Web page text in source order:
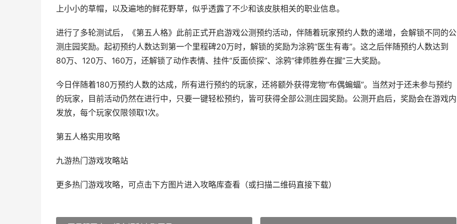
上小小的草帽，以及遍地的鲜花野草，似乎透露了不少和该皮肤相关的职业信息。
进行了多轮测试后，《第五人格》此前正式开启游戏公测预约活动，伴随着玩家预约人数的递增，会解锁不同的公
测庄园奖励。起初预约人数达到第一个里程碑20万时，解锁的奖励为涂鸦“医生有毒”。这之后伴随预约人数达到
80万、120万、160万，还解锁了动作表情、挂件“反面侦探”、涂鸦“律师胜券在握”三大奖励。
今日伴随着180万预约人数的达成，所有进行预约的玩家，还将额外获得宠物“布偶蝙蝠”。当然对于还未参与预约
的玩家，目前活动仍然在进行中，只要一键轻松预约，皆可获得全部公测庄园奖励。公测开启后，奖励会在游戏内
发放，每个玩家仅限领取1次。
第五人格实用攻略
九游热门游戏攻略站
更多热门游戏攻略，可点击下方图片进入攻略库查看（或扫描二维码直接下载）